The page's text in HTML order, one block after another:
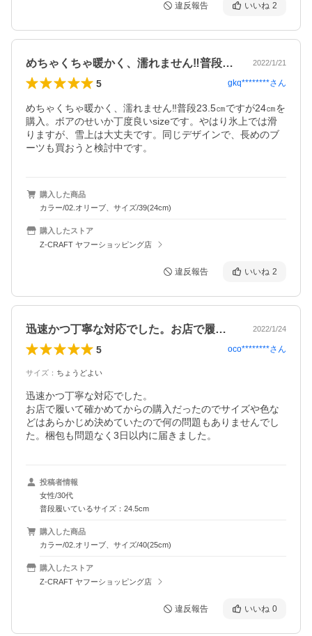
違反報告 いいね 2
めちゃくちゃ暖かく、濡れません‼︎普段… 2022/1/21
5 gkq********さん
めちゃくちゃ暖かく、濡れません‼︎普段23.5㎝ですが24㎝を
購入。ボアのせいか丁度良いsizeです。やはり氷上では滑
りますが、雪上は大丈夫です。同じデザインで、長めのブ
ーツも買おうと検討中です。
購入した商品
カラー/02.オリーブ、サイズ/39(24cm)
購入したストア
Z-CRAFT ヤフーショッピング店
違反報告 いいね 2
迅速かつ丁寧な対応でした。お店で履いて… 2022/1/24
5 oco********さん
サイズ ： ちょうどよい
迅速かつ丁寧な対応でした。
お店で履いて確かめてからの購入だったのでサイズや色な
どはあらかじめ決めていたので何の問題もありませんでし
た。梱包も問題なく3日以内に届きました。
投稿者情報
女性/30代
普段履いているサイズ：24.5cm
購入した商品
カラー/02.オリーブ、サイズ/40(25cm)
購入したストア
Z-CRAFT ヤフーショッピング店
違反報告 いいね 0